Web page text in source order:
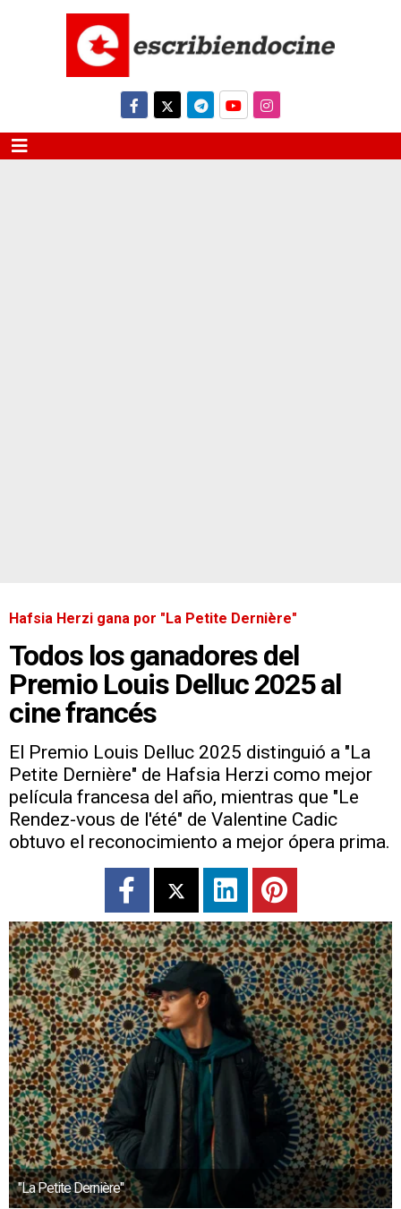
Hafsia Herzi gana por "La Petite Dernière"
Todos los ganadores del
Premio Louis Delluc 2025 al
cine francés
El Premio Louis Delluc 2025 distinguió a "La
Petite Dernière" de Hafsia Herzi como mejor
película francesa del año, mientras que "Le
Rendez-vous de l'été" de Valentine Cadic
obtuvo el reconocimiento a mejor ópera prima.
"La Petite Dernière"